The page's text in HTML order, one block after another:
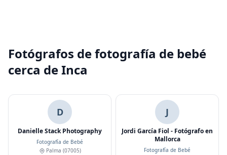
Fotógrafos de fotografía de bebé
cerca de Inca
D
Danielle Stack Photography
Fotografía de Bebé
Palma (07005)
J
Jordi García Fiol - Fotógrafo en
Mallorca
Fotografía de Bebé